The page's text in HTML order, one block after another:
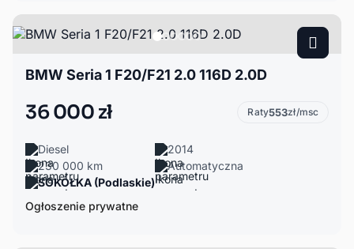
BMW Seria 1 F20/F21 2.0 116D 2.0D
36 000 zł Raty553zł/msc
Diesel
2014
230 000 km
Automatyczna
SOKÓŁKA (Podlaskie)
Ogłoszenie prywatne